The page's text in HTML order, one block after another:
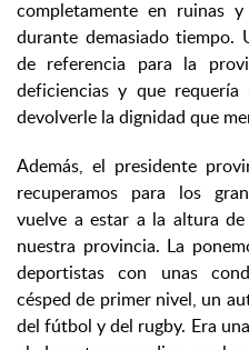
completamente en ruinas
durante demasiado tiempo.
de referencia para la
deficiencias y que
devolverle la dignidad que
Además, el presidente
recuperamos para los
vuelve a estar a la altura
nuestra provincia. La
deportistas con unas
césped de primer nivel, un
del fútbol y del rugby. Era